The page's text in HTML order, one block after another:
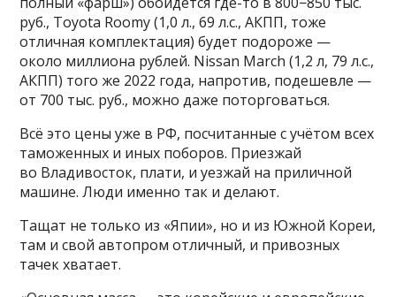
руб., Toyota Roomy (1,0 л., 69 л.с., АКПП, тоже
отличная комплектация) будет подороже —
около миллиона рублей. Nissan March (1,2 л, 79 л.с.,
АКПП) того же 2022 года, напротив, подешевле —
от 700 тыс. руб., можно даже поторговаться.
Всё это цены уже в РФ, посчитанные с учётом всех
таможенных и иных поборов. Приезжай
во Владивосток, плати, и уезжай на приличной
машине. Люди именно так и делают.
Тащат не только из «Япии», но и из Южной Кореи,
там и свой автопром отличный, и привозных
тачек хватает.